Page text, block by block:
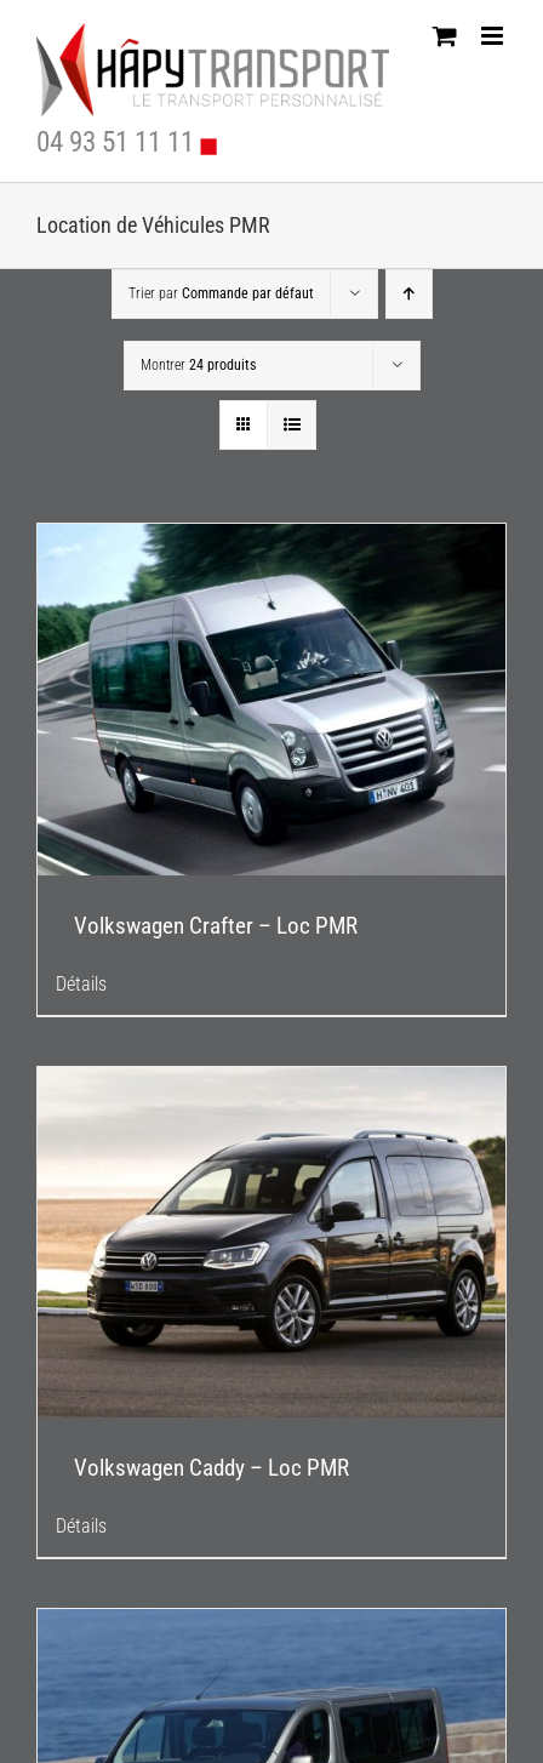
contenu
04 93 51 11 11
Location de Véhicules PMR
Trier par Commande par défaut
Montrer 24 produits
Volkswagen Crafter – Loc PMR
Détails
Volkswagen Caddy – Loc PMR
Détails